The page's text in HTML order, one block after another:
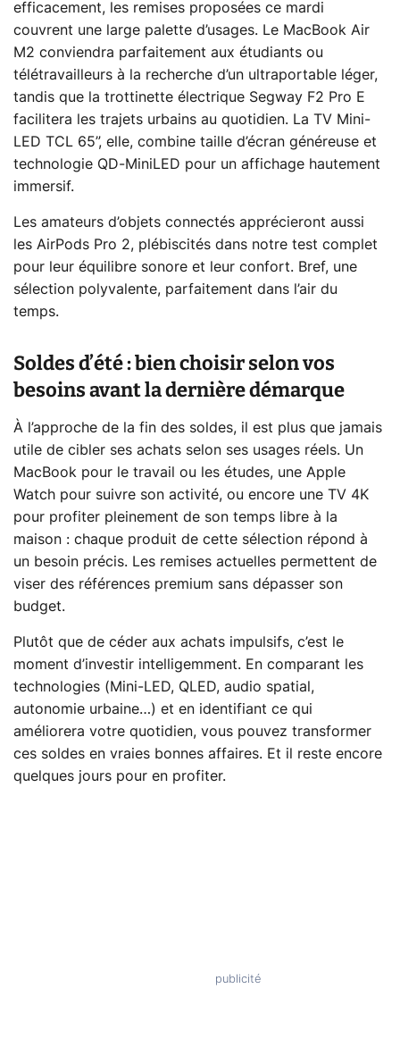
efficacement, les remises proposées ce mardi
couvrent une large palette d’usages. Le MacBook Air
M2 conviendra parfaitement aux étudiants ou
télétravailleurs à la recherche d’un ultraportable léger,
tandis que la trottinette électrique Segway F2 Pro E
facilitera les trajets urbains au quotidien. La TV Mini-
LED TCL 65”, elle, combine taille d’écran généreuse et
technologie QD-MiniLED pour un affichage hautement
immersif.
Les amateurs d’objets connectés apprécieront aussi
les AirPods Pro 2, plébiscités dans notre test complet
pour leur équilibre sonore et leur confort. Bref, une
sélection polyvalente, parfaitement dans l’air du
temps.
Soldes d’été : bien choisir selon vos
besoins avant la dernière démarque
À l’approche de la fin des soldes, il est plus que jamais
utile de cibler ses achats selon ses usages réels. Un
MacBook pour le travail ou les études, une Apple
Watch pour suivre son activité, ou encore une TV 4K
pour profiter pleinement de son temps libre à la
maison : chaque produit de cette sélection répond à
un besoin précis. Les remises actuelles permettent de
viser des références premium sans dépasser son
budget.
Plutôt que de céder aux achats impulsifs, c’est le
moment d’investir intelligemment. En comparant les
technologies (Mini-LED, QLED, audio spatial,
autonomie urbaine…) et en identifiant ce qui
améliorera votre quotidien, vous pouvez transformer
ces soldes en vraies bonnes affaires. Et il reste encore
quelques jours pour en profiter.